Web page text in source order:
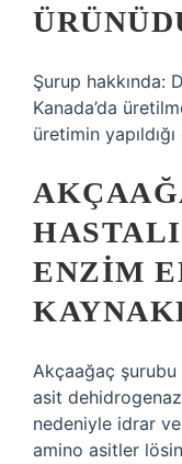
Şurup hakkında:
Kanada’da
üretimin
ENZIM
Akçaağaç şurubu
asit
nedeniyle idrar
amino asitler